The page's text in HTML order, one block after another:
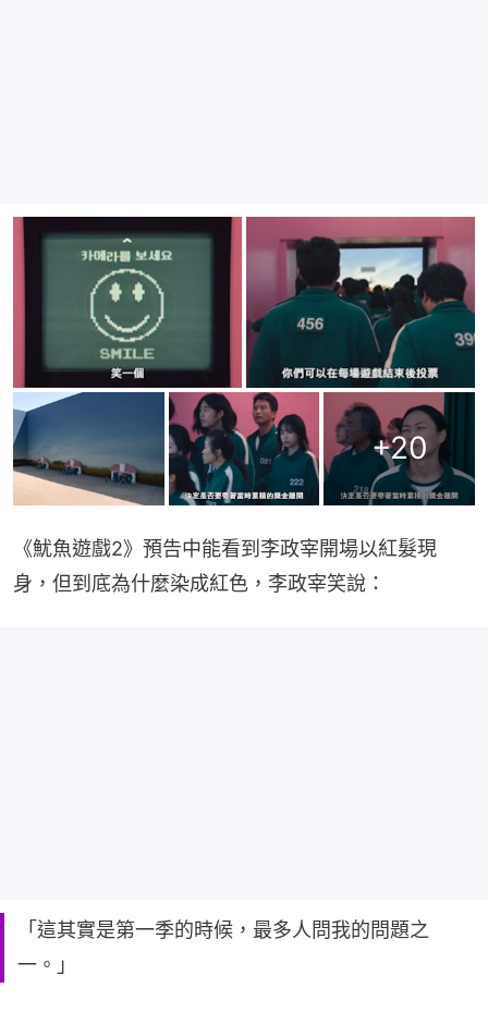
+20
《魷魚遊戲2》預告中能看到李政宰開場以紅髮現
身，但到底為什麼染成紅色，李政宰笑說：
「這其實是第一季的時候，最多人問我的問題之
一。」